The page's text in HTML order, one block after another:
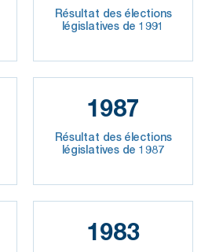
Résultat des élections
législatives de 1991
1987
Résultat des élections
législatives de 1987
1983